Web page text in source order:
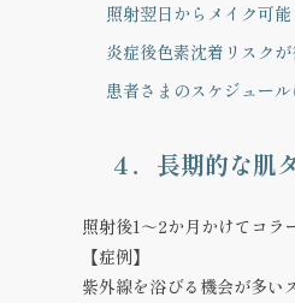
照射翌日からメイク可能
炎症後色素沈着リスク
患者さまのスケジュー
４．長期的な肌
照射後1～2か月かけてコラ
【症例】
紫外線を浴びる機会が多い